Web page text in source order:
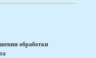
обработки